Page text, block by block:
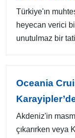
Türkiye'ın
heyecan verici
unutulmaz bir
Oceania
Akdeniz'in
çıkarırken veya